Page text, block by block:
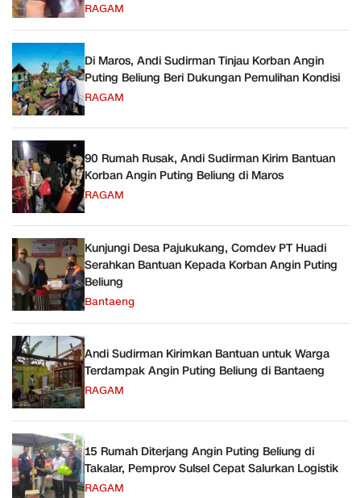
RAGAM
Di Maros, Andi Sudirman Tinjau Korban Angin
Puting Beliung Beri Dukungan Pemulihan Kondisi
RAGAM
90 Rumah Rusak, Andi Sudirman Kirim Bantuan
Korban Angin Puting Beliung di Maros
RAGAM
Kunjungi Desa Pajukukang, Comdev PT Huadi
Serahkan Bantuan Kepada Korban Angin Puting
Beliung
Bantaeng
Andi Sudirman Kirimkan Bantuan untuk Warga
Terdampak Angin Puting Beliung di Bantaeng
RAGAM
15 Rumah Diterjang Angin Puting Beliung di
Takalar, Pemprov Sulsel Cepat Salurkan Logistik
RAGAM